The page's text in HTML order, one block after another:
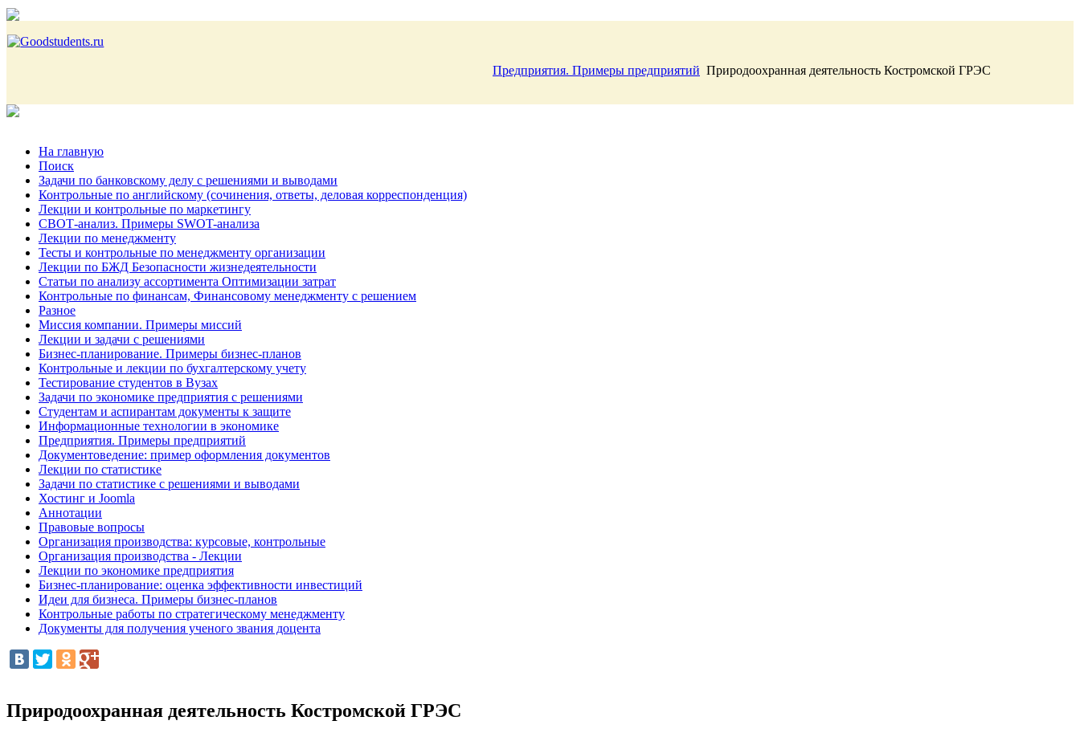
Предприятия. Примеры предприятий Природоохранная деятельность Костромской ГРЭС
На главную
Поиск
Задачи по банковскому делу с решениями и выводами
Контрольные по английскому (сочинения, ответы, деловая корреспонденция)
Лекции и контрольные по маркетингу
СВОТ-анализ. Примеры SWOT-анализа
Лекции по менеджменту
Тесты и контрольные по менеджменту организации
Лекции по БЖД Безопасности жизнедеятельности
Статьи по анализу ассортимента Оптимизации затрат
Контрольные по финансам, Финансовому менеджменту с решением
Разное
Миссия компании. Примеры миссий
Лекции и задачи с решениями
Бизнес-планирование. Примеры бизнес-планов
Контрольные и лекции по бухгалтерскому учету
Тестирование студентов в Вузах
Задачи по экономике предприятия с решениями
Студентам и аспирантам документы к защите
Информационные технологии в экономике
Предприятия. Примеры предприятий
Документоведение: пример оформления документов
Лекции по статистике
Задачи по статистике с решениями и выводами
Хостинг и Joomla
Аннотации
Правовые вопросы
Организация производства: курсовые, контрольные
Организация производства - Лекции
Лекции по экономике предприятия
Бизнес-планирование: оценка эффективности инвестиций
Идеи для бизнеса. Примеры бизнес-планов
Контрольные работы по стратегическому менеджменту
Документы для получения ученого звания доцента
Природоохранная деятельность Костромской ГРЭС